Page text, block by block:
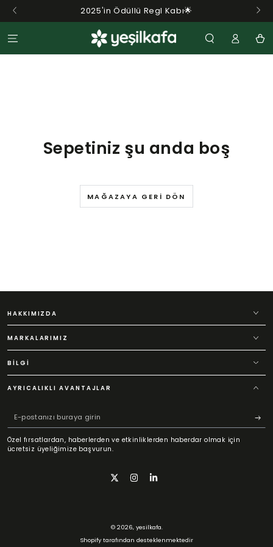
2025'in Ödüllü Regl Kabı🌟
Sepet
Sepetiniz şu anda boş
MAĞAZAYA GERI DÖN
HAKKIMIZDA
MARKALARIMIZ
BILGI
AYRICALIKLI AVANTAJLAR
E-
buraya
Özel fırsatlardan, haberlerden ve etkinliklerden haberdar olmak için
ücretsiz üyeliğimize başvurun.
Translation missing:
Translation missing:
Translation missing:
© 2026, yesilkafa.
Shopify tarafından desteklenmektedir